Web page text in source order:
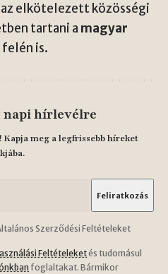
elkötelezett közösségi
tartani a magyar
felén is.
napi hírlevélre
Kapja meg a legfrissebb híreket
Szerződési Feltételeket
Feltételeketés tudomásul
foglaltakat. Bármikor